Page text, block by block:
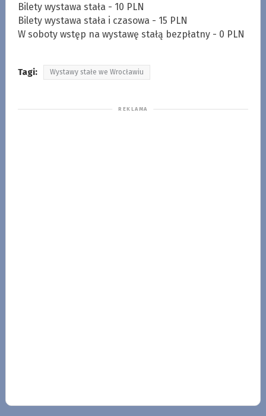
Bilety wystawa stała - 10 PLN
Bilety wystawa stała i czasowa - 15 PLN
W soboty wstęp na wystawę stałą bezpłatny - 0 PLN
Tagi: Wystawy stałe we Wrocławiu